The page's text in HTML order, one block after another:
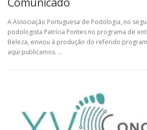
A Associação Portuguesa de Podologia, no
podologista Patrícia Pontes no programa de
Beleza, enviou à produção do referido
aqui publicamos. …